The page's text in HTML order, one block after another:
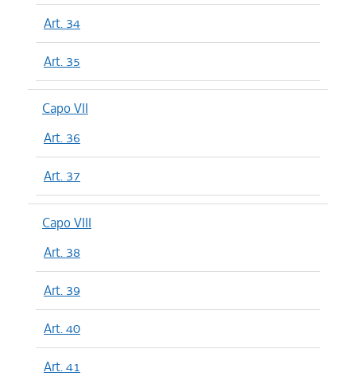
Art. 34
Art. 35
Capo VII
Art. 36
Art. 37
Capo VIII
Art. 38
Art. 39
Art. 40
Art. 41